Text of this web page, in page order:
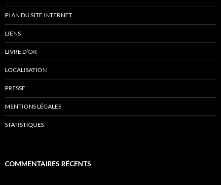
PLAN DU SITE INTERNET
LIENS
LIVRE D’OR
LOCALISATION
PRESSE
MENTIONS LÉGALES
STATISTIQUES
COMMENTAIRES RÉCENTS